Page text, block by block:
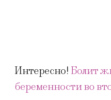
Интересно!Болит
беременности во